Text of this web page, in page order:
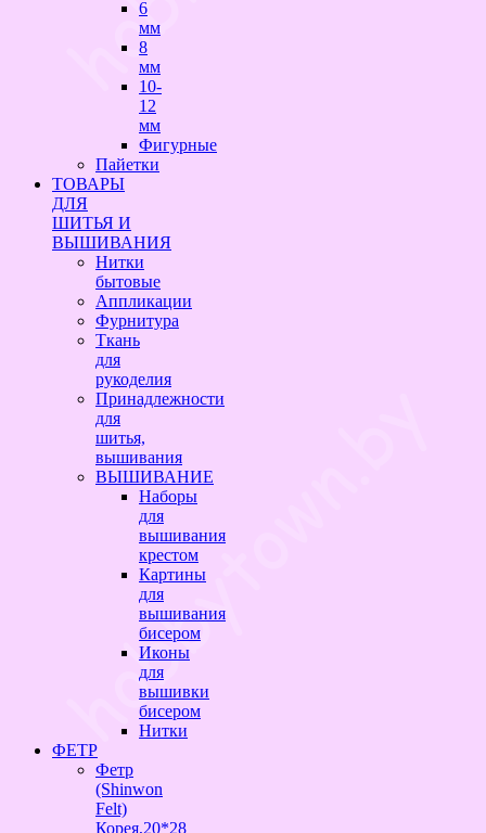
6
мм
8
мм
10-
12
мм
Фигурные
Пайетки
ТОВАРЫ
ДЛЯ
ШИТЬЯ И
ВЫШИВАНИЯ
Нитки
бытовые
Аппликации
Фурнитура
Ткань
для
рукоделия
Принадлежности
для
шитья,
вышивания
ВЫШИВАНИЕ
Наборы
для
вышивания
крестом
Картины
для
вышивания
бисером
Иконы
для
вышивки
бисером
Нитки
ФЕТР
Фетр
(Shinwon
Felt)
Корея,20*28